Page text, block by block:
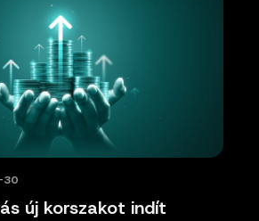
új korszakot indít
30